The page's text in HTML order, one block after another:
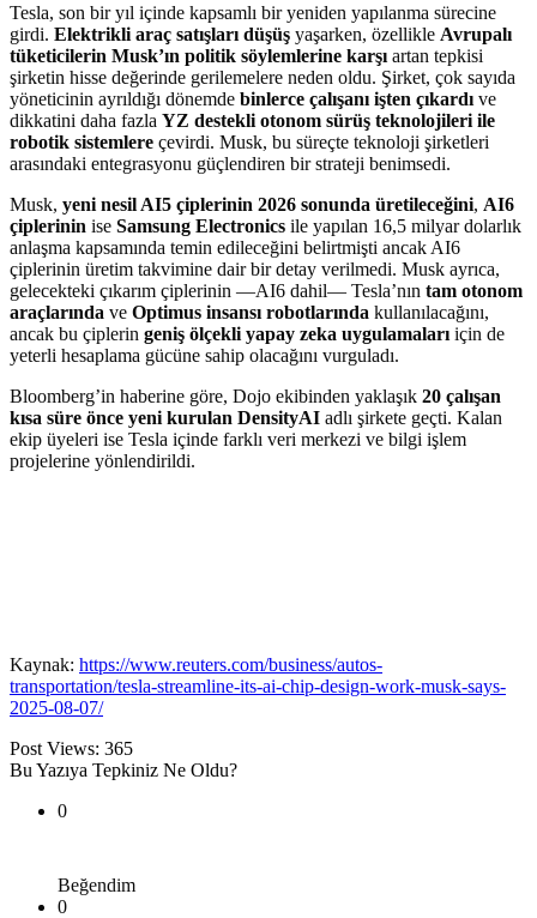
Tesla, son bir yıl içinde kapsamlı bir yeniden yapılanma sürecine
girdi. Elektrikli araç satışları düşüş yaşarken, özellikle Avrupalı
tüketicilerin Musk’ın politik söylemlerine karşı artan tepkisi
şirketin hisse değerinde gerilemelere neden oldu. Şirket, çok sayıda
yöneticinin ayrıldığı dönemde binlerce çalışanı işten çıkardı ve
dikkatini daha fazla YZ destekli otonom sürüş teknolojileri ile
robotik sistemlere çevirdi. Musk, bu süreçte teknoloji şirketleri
arasındaki entegrasyonu güçlendiren bir strateji benimsedi.
Musk, yeni nesil AI5 çiplerinin 2026 sonunda üretileceğini, AI6
çiplerinin ise Samsung Electronics ile yapılan 16,5 milyar dolarlık
anlaşma kapsamında temin edileceğini belirtmişti ancak AI6
çiplerinin üretim takvimine dair bir detay verilmedi. Musk ayrıca,
gelecekteki çıkarım çiplerinin —AI6 dahil— Tesla’nın tam otonom
araçlarında ve Optimus insansı robotlarında kullanılacağını,
ancak bu çiplerin geniş ölçekli yapay zeka uygulamaları için de
yeterli hesaplama gücüne sahip olacağını vurguladı.
Bloomberg’in haberine göre, Dojo ekibinden yaklaşık 20 çalışan
kısa süre önce yeni kurulan DensityAI adlı şirkete geçti. Kalan
ekip üyeleri ise Tesla içinde farklı veri merkezi ve bilgi işlem
projelerine yönlendirildi.
Kaynak: https://www.reuters.com/business/autos-
transportation/tesla-streamline-its-ai-chip-design-work-musk-says-
2025-08-07/
Post Views: 365
Bu Yazıya Tepkiniz Ne Oldu?
0
Beğendim
0